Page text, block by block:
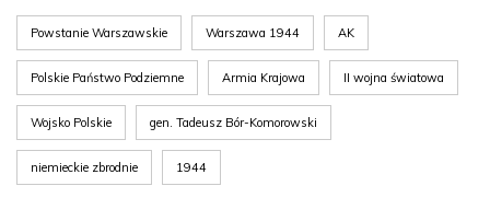
Powstanie Warszawskie Warszawa 1944 AK
Polskie Państwo Podziemne Armia Krajowa II wojna światowa
Wojsko Polskie gen. Tadeusz Bór-Komorowski
niemieckie zbrodnie 1944